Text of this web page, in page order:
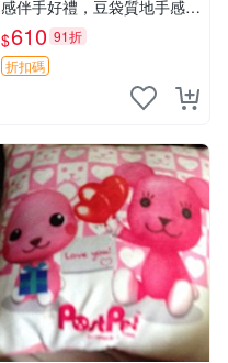
感伴手好禮，豆袋質地手感
佳，抱枕小熊 recom 推薦 白
色豆袋 玩具
$610 91折
折扣碼